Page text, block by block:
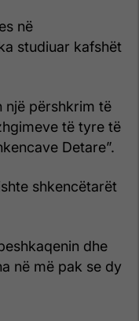
në
studiuar kafshët
një përshkrim të
të tyre të
Detare”.
shkencëtarët
dhe
në më pak se dy